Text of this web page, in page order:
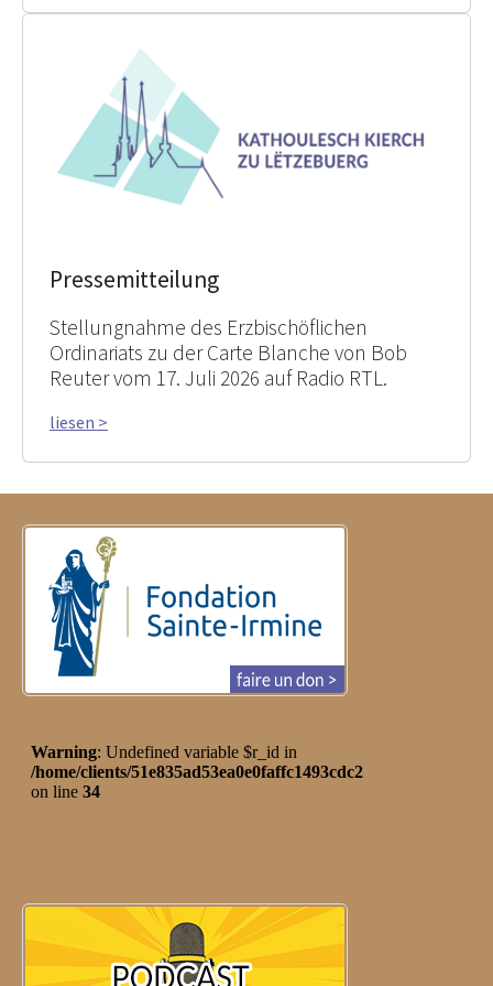
Pressemitteilung
Stellungnahme des Erzbischöflichen
Ordinariats zu der Carte Blanche von Bob
Reuter vom 17. Juli 2026 auf Radio RTL.
liesen >